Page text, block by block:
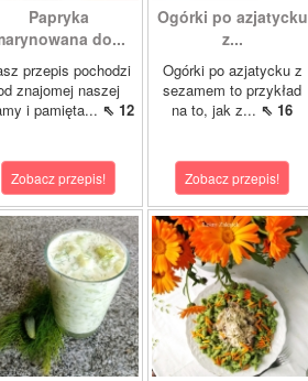
Papryka
do...
przepis pochodzi
znajomej naszej
i pamięta... ⇖ 12
Zobacz przepis!
Ogórki po azjatycku
z...
Ogórki po azjatycku z
sezamem to przykład
na to, jak z... ⇖ 16
Zobacz przepis!